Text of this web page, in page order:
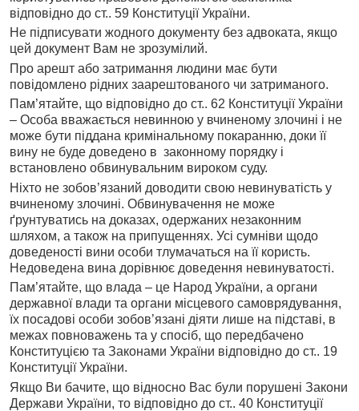
відповідно до ст.. 59 Конституції України.
Не підписувати жодного документу без адвоката, якщо
цей документ Вам не зрозумілий.
Про арешт або затримання людини має бути
повідомлено рідних заарештованого чи затриманого.
Пам’ятайте, що відповідно до ст.. 62 Конституції України
– Особа вважається невинною у вчиненому злочині і не
може бути піддана кримінальному покаранню, доки її
вину не буде доведено в законному порядку і
встановлено обвинувальним вироком суду.
Ніхто не зобов’язаний доводити свою невинуватість у
вчиненому злочині. Обвинувачення не може
ґрунтуватись на доказах, одержаних незаконним
шляхом, а також на припущеннях. Усі сумніви щодо
доведеності вини особи тлумачаться на її користь.
Недоведена вина дорівнює доведення невинуватості.
Пам’ятайте, що влада – це Народ України, а органи
державної влади та органи місцевого самоврядування,
їх посадові особи зобов’язані діяти лише на підставі, в
межах повноважень та у спосіб, що передбачено
Конституцією та Законами України відповідно до ст.. 19
Конституції України.
Якщо Ви бачите, що відносно Вас були порушені Закони
Держави України, то відповідно до ст.. 40 Конституції